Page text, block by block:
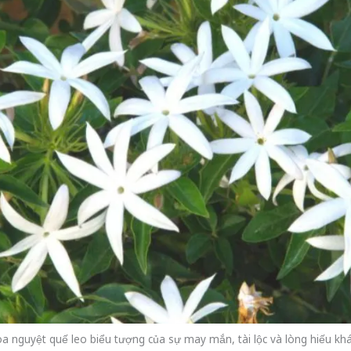
nguyệt quế leo biểu tượng của sự may mắn, tài lộc và lòng hiếu